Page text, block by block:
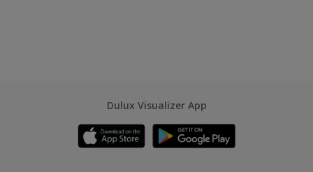
Dulux Visualizer App